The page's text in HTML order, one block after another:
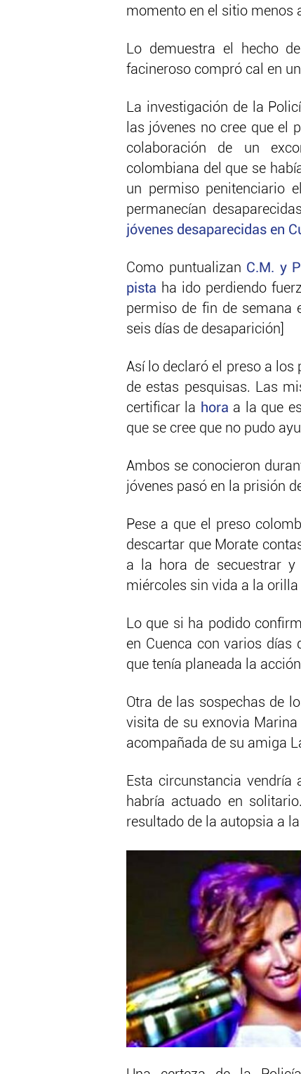
momento en el sitio menos
Lo demuestra el hecho
facineroso compró cal en
La investigación de la
las jóvenes no cree que el
colaboración de un
colombiana del que se
un permiso penitenciario
permanecían
jóvenes desaparecidas en
Como puntualizan C.M. y
pista ha ido perdiendo
permiso de fin de semana
seis días de desaparición]
Así lo declaró el preso a
de estas pesquisas. Las
certificar la hora a la que
que se cree que no pudo
Ambos se conocieron
jóvenes pasó en la prisión
Pese a que el preso
descartar que Morate
a la hora de secuestrar y
miércoles sin vida a la
Lo que si ha podido
en Cuenca con varios días
que tenía planeada la
Otra de las sospechas de
visita de su exnovia
acompañada de su amiga
Esta circunstancia
habría actuado en
resultado de la autopsia a